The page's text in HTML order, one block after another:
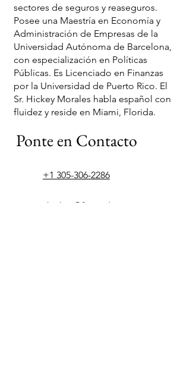
sectores de seguros y reaseguros.
Posee una Maestría en Economía y
Administración de Empresas de la
Universidad Autónoma de Barcelona,
con especialización en Políticas
Públicas. Es Licenciado en Finanzas
por la Universidad de Puerto Rico. El
Sr. Hickey Morales habla español con
fluidez y reside en Miami, Florida.
Ponte en Contacto
+1 305-306-2286
yhickey@fcapadvisors.com